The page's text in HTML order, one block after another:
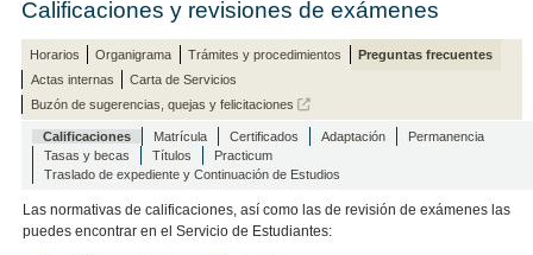
Calificaciones y revisiones de exámenes
Horarios Organigrama Trámites y procedimientos
Preguntas frecuentes
Actas internas
Carta de Servicios
Buzón de sugerencias, quejas y felicitaciones
Calificaciones Matrícula Certificados Adaptación
Permanencia
Tasas y becas
Títulos
Practicum
Traslado de expediente y Continuación de Estudios
Las normativas de calificaciones, así como las de revisión de exámenes las
puedes encontrar en el Servicio de Estudiantes: